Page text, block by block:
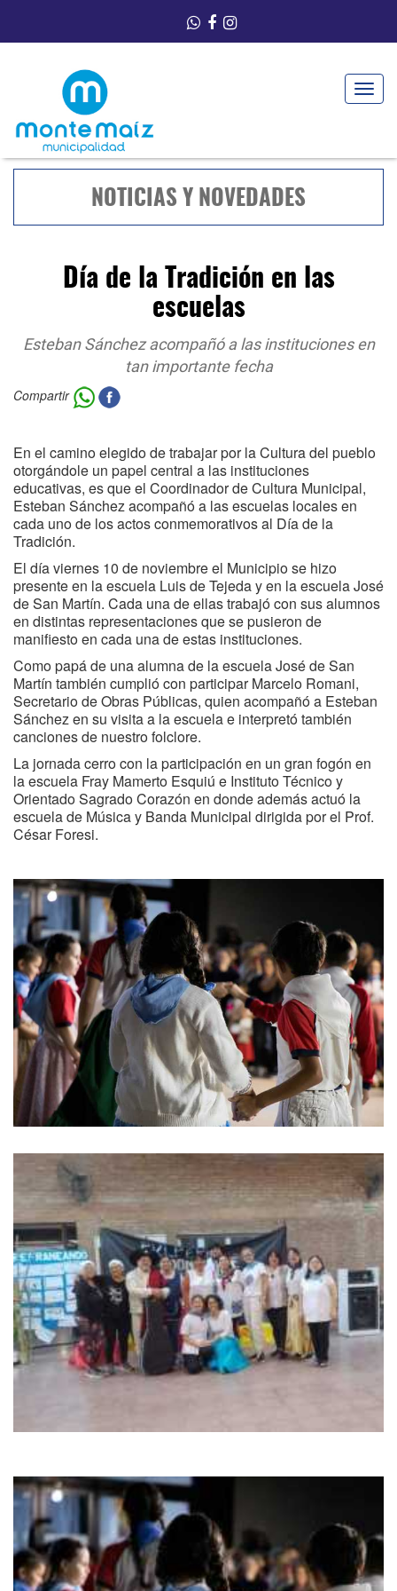
Toggle
NOTICIAS Y NOVEDADES
Día de la Tradición en las
escuelas
Esteban Sánchez acompañó a las instituciones en
tan importante fecha
Compartir
En el camino elegido de trabajar por la Cultura del pueblo
otorgándole un papel central a las instituciones
educativas, es que el Coordinador de Cultura Municipal,
Esteban Sánchez acompañó a las escuelas locales en
cada uno de los actos conmemorativos al Día de la
Tradición.
El día viernes 10 de noviembre el Municipio se hizo
presente en la escuela Luis de Tejeda y en la escuela José
de San Martín. Cada una de ellas trabajó con sus alumnos
en distintas representaciones que se pusieron de
manifiesto en cada una de estas instituciones.
Como papá de una alumna de la escuela José de San
Martín también cumplió con participar Marcelo Romani,
Secretario de Obras Públicas, quien acompañó a Esteban
Sánchez en su visita a la escuela e interpretó también
canciones de nuestro folclore.
La jornada cerro con la participación en un gran fogón en
la escuela Fray Mamerto Esquiú e Instituto Técnico y
Orientado Sagrado Corazón en donde además actuó la
escuela de Música y Banda Municipal dirigida por el Prof.
César Foresi.